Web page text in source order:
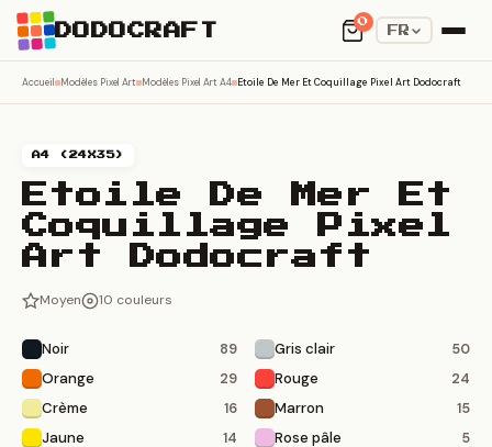
DODOCRAFT
0
FR
Accueil Modèles Pixel Art Modèles Pixel Art A4 Etoile De Mer Et Coquillage Pixel Art Dodocraft
A4 (24X35)
Etoile De Mer Et
Coquillage Pixel
Art Dodocraft
Moyen 10 couleurs
Noir 89 Gris clair 50
Orange 29 Rouge 24
Crème 16 Marron 15
Jaune 14 Rose pâle 5